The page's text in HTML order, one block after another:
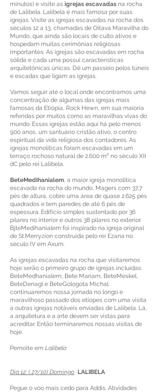
minutos) e visite as igrejas escavadas na rocha
de Lalibela. Lalibela é mais famosa por suas
igrejas. Visite as igrejas escavadas na rocha dos
séculos 12 a 13, chamadas de Oitava Maravilha do
Mundo, que ainda são locais de culto ativos e
hospedam muitas cerimônias religiosas
importantes. As igrejas são escavadas em rocha
sólida e cada uma possui características
arquitetônicas únicas. Dê um passeio pelos túneis
e escadas que ligam as igrejas.
Vamos seguir até o local onde encontramos uma
concentração de algumas das igrejas mais
famosas da Etiópia, Rock Hewn, em sua maioria
referidas por muitos como as maravilhas vivas do
mundo. Essas igrejas estão aqui há pelo menos
900 anos, um santuário cristão ativo, o centro
espiritual da vida religiosa dos contadores. As
igrejas monolíticas foram escavadas em um
terraço rochoso natural de 2.600 m² no século XII
dC pelo rei Lalibela.
BeteMedihanialem, a maior igreja monolítica
escavada na rocha do mundo, Magers com 37,7
pés de altura, cobre uma área de quase 2.625 pés
quadrados e tem paredes de até 6 pés de
espessura. Edifício simples sustentado por 36
pilares no interior e outros 38 pilares no exterior.
BjteMedihanialem foi inspirado na igreja original
de St.Merryzion construída pelo rei Ezana no
século IV em Axum.
As igrejas escavadas na rocha que visitaremos
hoje serão o primeiro grupo de igrejas incluídas:
BeteMedhanialem, Bete Mariam, BeteMeskel,
BeteDenagl e BeteGologota Michal.
continuaremos nossa jornada no longo e
maravilhoso passado dos etíopes com uma visita
a outras igrejas notáveis enviadas de Lalibela. Lá,
a arquitetura e a arte devem ser vistas para
acreditar. Então terminaremos nossas visitas de
hoje.
Pernoite em Lalibela
Dia 12: ( 27/10) Domingo LALIBELA
Pegue o voo mais cedo para Addis. Atividades